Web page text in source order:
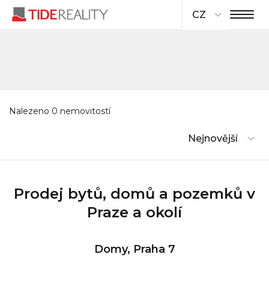
CZ
Nalezeno 0 nemovitostí
Nejnovější
Prodej bytů, domů a pozemků v
Praze a okolí
Domy, Praha 7